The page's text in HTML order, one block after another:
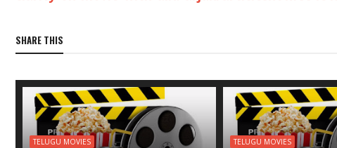
SHARE THIS
TELUGU MOVIES TELUGU MOVIES